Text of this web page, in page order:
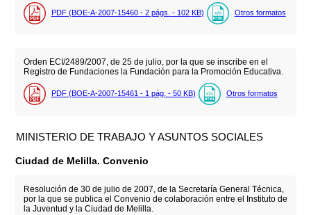
PDF (BOE-A-2007-15460 - 2 págs. - 102 KB) Otros formatos
Orden ECI/2489/2007, de 25 de julio, por la que se inscribe en el
Registro de Fundaciones la Fundación para la Promoción Educativa.
PDF (BOE-A-2007-15461 - 1 pág. - 50 KB) Otros formatos
MINISTERIO DE TRABAJO Y ASUNTOS SOCIALES
Ciudad de Melilla. Convenio
Resolución de 30 de julio de 2007, de la Secretaría General Técnica,
por la que se publica el Convenio de colaboración entre el Instituto de
la Juventud y la Ciudad de Melilla.